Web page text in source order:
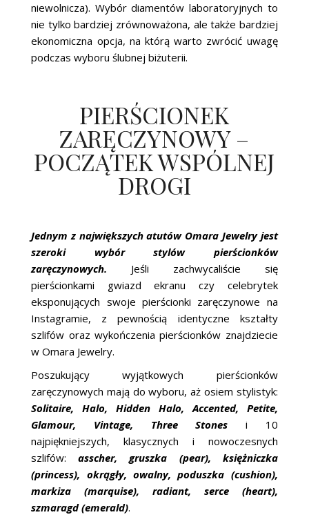
niewolnicza). Wybór diamentów laboratoryjnych to
nie tylko bardziej zrównoważona, ale także bardziej
ekonomiczna opcja, na którą warto zwrócić uwagę
podczas wyboru ślubnej biżuterii.
PIERŚCIONEK
ZARĘCZYNOWY –
POCZĄTEK WSPÓLNEJ
DROGI
Jednym z największych atutów Omara Jewelry jest
szeroki wybór stylów pierścionków
zaręczynowych.
Jeśli zachwycaliście się
pierścionkami gwiazd ekranu czy celebrytek
eksponujących swoje pierścionki zaręczynowe na
Instagramie, z pewnością identyczne kształty
szlifów oraz wykończenia pierścionków znajdziecie
w Omara Jewelry.
Poszukujący wyjątkowych pierścionków
zaręczynowych mają do wyboru, aż osiem stylistyk:
Solitaire, Halo, Hidden Halo, Accented, Petite,
Glamour, Vintage, Three Stones i 10
najpiękniejszych, klasycznych i nowoczesnych
szlifów:asscher, gruszka (pear), księżniczka
(princess), okrągły, owalny, poduszka (cushion),
markiza (marquise), radiant, serce (heart),
szmaragd (emerald).